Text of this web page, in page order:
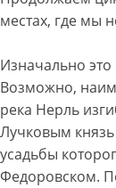
местах, где мы
Изначально
Возможно,
река Нерль
Лучковым
усадьбы
Федоровском.